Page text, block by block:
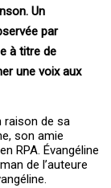
Un
par
à titre de
une voix aux
raison de sa
son amie
RPA. Évangéline
de l’auteure